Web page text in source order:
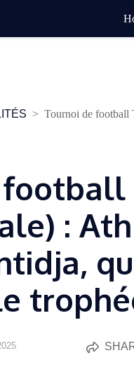
Tournoi de football
: